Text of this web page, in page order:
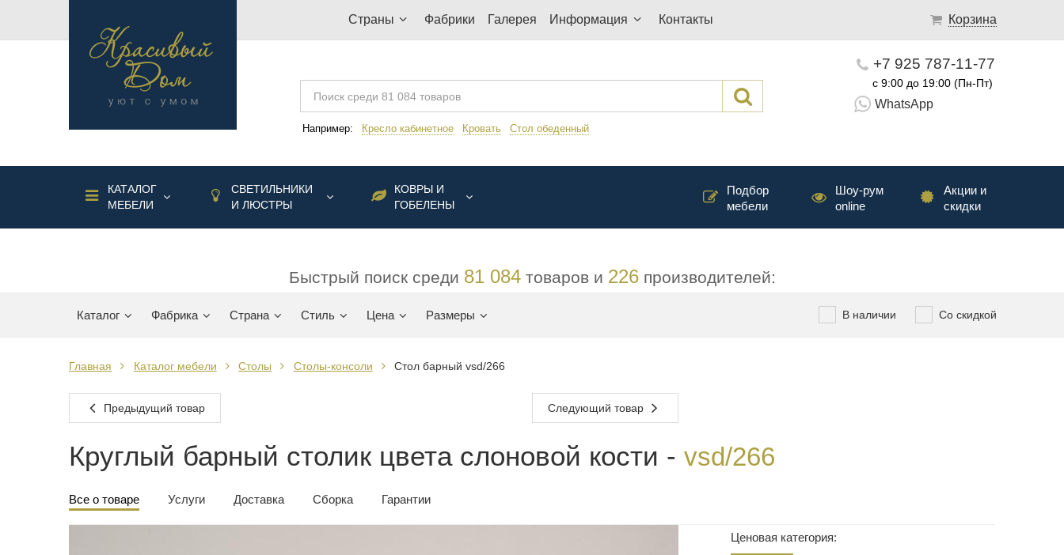
Страны Фабрики Галерея Информация Контакты Корзина
Например: Кресло кабинетное Кровать Стол обеденный
+7 925 787-11-77
с 9:00 до 19:00 (Пн-Пт)
WhatsApp
КАТАЛОГ
МЕБЕЛИ
СВЕТИЛЬНИКИ
И ЛЮСТРЫ
КОВРЫ И
ГОБЕЛЕНЫ
Акции и
скидки
Шоу-рум
online
Подбор
мебели
Быстрый поиск среди 81 084товаров и 226производителей:
Каталог Фабрика Страна Стиль Цена Размеры Со скидкой
В наличии
Главная Каталог мебели Столы Столы-консоли Стол барный vsd/266
Предыдущий товар Следующий товар
Круглый барный столик цвета слоновой кости - vsd/266
Все о товаре Услуги Доставка Сборка Гарантии
Ценовая категория: